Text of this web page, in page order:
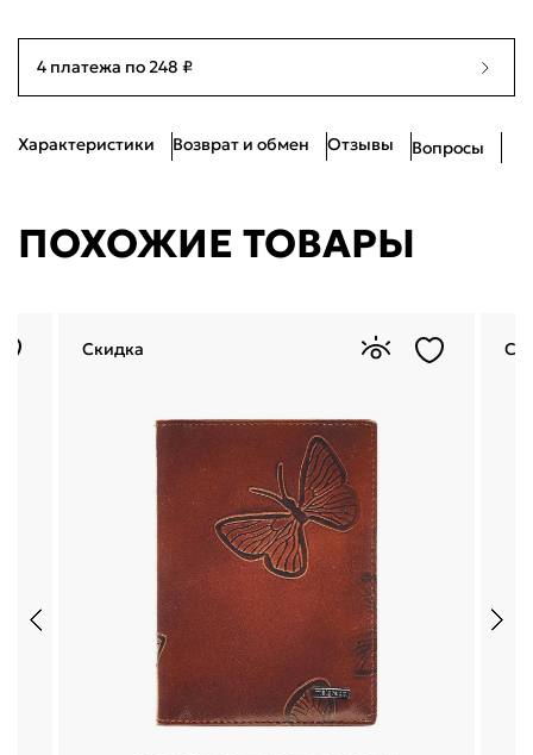
4 платежа по 248 ₽
Характеристики Возврат и обмен Отзывы Вопросы
ПОХОЖИЕ ТОВАРЫ
Скидка
персональных данных